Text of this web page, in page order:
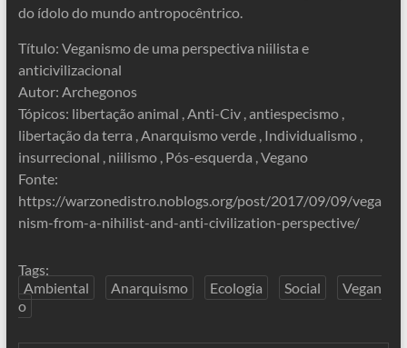
do ídolo do mundo antropocêntrico.
Título: Veganismo de uma perspectiva niilista e
anticivilizacional
Autor: Archegonos
Tópicos: libertação animal , Anti-Civ , antiespecismo ,
libertação da terra , Anarquismo verde , Individualismo ,
insurrecional , niilismo , Pós-esquerda , Vegano
Fonte:
https://warzonedistro.noblogs.org/post/2017/09/09/vega
nism-from-a-nihilist-and-anti-civilization-perspective/
Tags:
Ambiental
Anarquismo Ecologia Social
Vegan
o